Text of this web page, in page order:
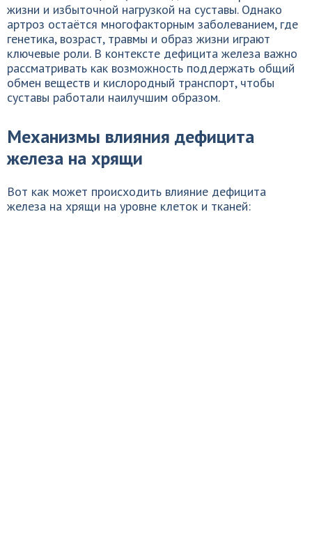
жизни и избыточной нагрузкой на суставы. Однако
артроз остаётся многофакторным заболеванием, где
генетика, возраст, травмы и образ жизни играют
ключевые роли. В контексте дефицита железа важно
рассматривать как возможность поддержать общий
обмен веществ и кислородный транспорт, чтобы
суставы работали наилучшим образом.
Механизмы влияния дефицита
железа на хрящи
Вот как может происходить влияние дефицита
железа на хрящи на уровне клеток и тканей: